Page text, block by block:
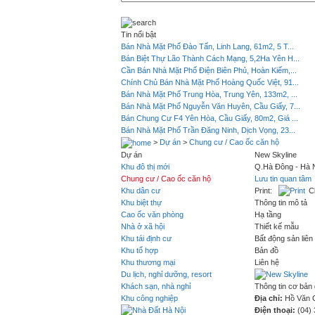
Tin nổi bật
Bán Nhà Mặt Phố Đào Tấn, Linh Lang, 61m2, 5 T...
Bán Biệt Thự Lão Thành Cách Mạng, 5,2Ha Yên H...
Cần Bán Nhà Mặt Phố Điện Biên Phủ, Hoàn Kiếm,...
Chính Chủ Bán Nhà Mặt Phố Hoàng Quốc Việt, 91...
Bán Nhà Mặt Phố Trung Hòa, Trung Yên, 133m2, ...
Bán Nhà Mặt Phố Nguyễn Văn Huyên, Cầu Giấy, 7...
Bán Chung Cư F4 Yên Hòa, Cầu Giấy, 80m2, Giá ...
Bán Nhà Mặt Phố Trần Đăng Ninh, Dịch Vọng, 23...
> Dự án > Chung cư / Cao ốc căn hộ
Dự án
Khu đô thị mới
Chung cư / Cao ốc căn hộ
Khu dân cư
Khu biệt thự
Cao ốc văn phòng
Nhà ở xã hội
Khu tái định cư
Khu tổ hợp
Khu thương mại
Du lịch, nghỉ dưỡng, resort
Khách sạn, nhà nghỉ
Khu công nghiệp
New Skyline
Q.Hà Đông - Hà
Lưu tin quan tâm
Print:
Thông tin mô tả
Hạ tầng
Thiết kế mẫu
Bất động sản liên
Bản đồ
Liên hệ
Loại hình:
Địa chỉ:Hồ Văn
Diện tích tổng
Hiện trạng:
Thông tin cơ bản
Địa chỉ: Hồ Văn
Điện thoại: (04)